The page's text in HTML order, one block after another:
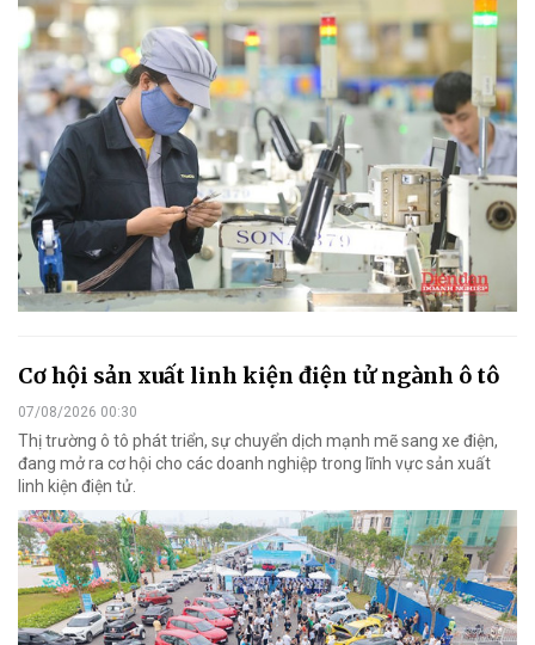
Cơ hội sản xuất linh kiện điện tử ngành ô tô
07/08/2026 00:30
Thị trường ô tô phát triển, sự chuyển dịch mạnh mẽ sang xe điện,
đang mở ra cơ hội cho các doanh nghiệp trong lĩnh vực sản xuất
linh kiện điện tử.